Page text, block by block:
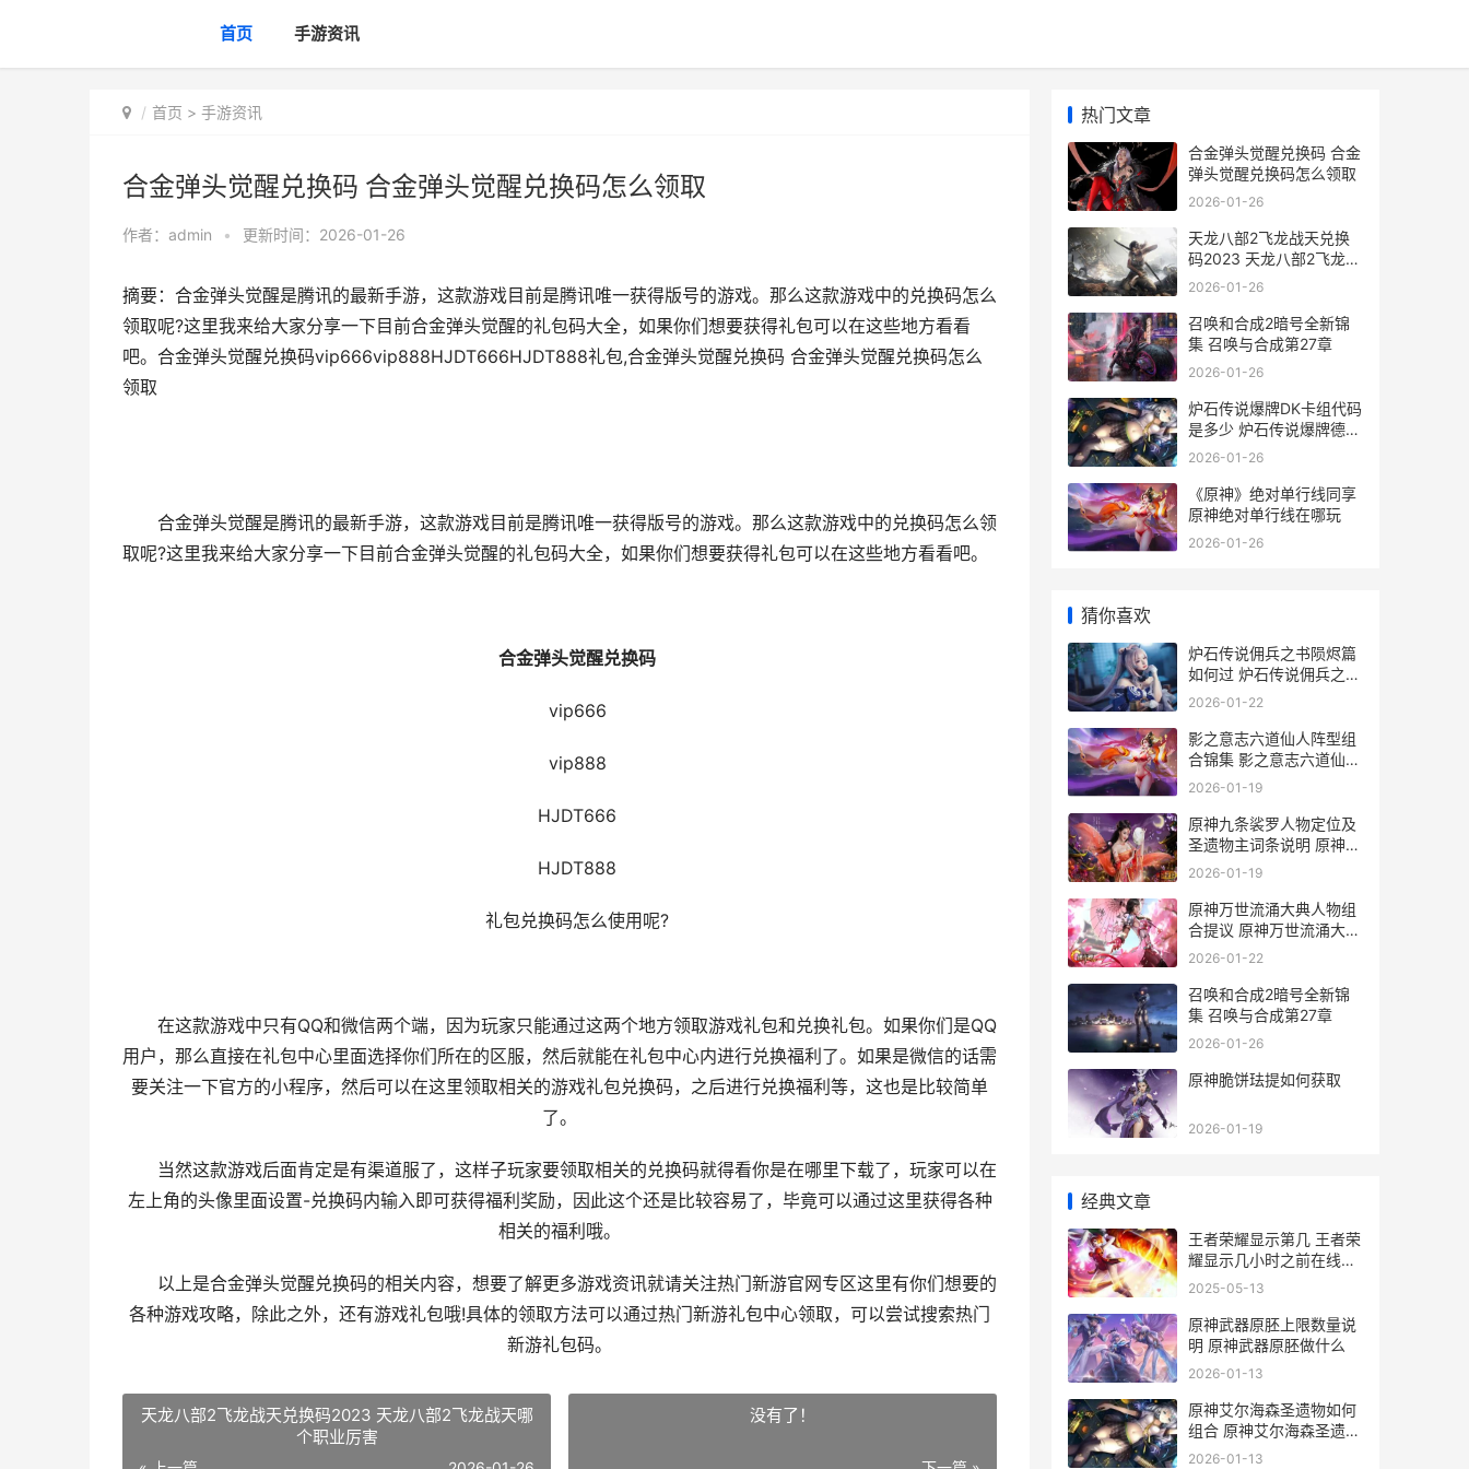
首页 手游资讯
首页 > 手游资讯
合金弹头觉醒兑换码 合金弹头觉醒兑换码怎么领取
作者： admin • 更新时间：2026-01-26
摘要：合金弹头觉醒是腾讯的最新手游，这款游戏目前是腾讯唯一获得版号的游戏。那么这款游戏中的兑换码怎么
领取呢?这里我来给大家分享一下目前合金弹头觉醒的礼包码大全，如果你们想要获得礼包可以在这些地方看看
吧。合金弹头觉醒兑换码vip666vip888HJDT666HJDT888礼包,合金弹头觉醒兑换码 合金弹头觉醒兑换码怎么
领取
合金弹头觉醒是腾讯的最新手游，这款游戏目前是腾讯唯一获得版号的游戏。那么这款游戏中的兑换码怎么领
取呢?这里我来给大家分享一下目前合金弹头觉醒的礼包码大全，如果你们想要获得礼包可以在这些地方看看吧。
合金弹头觉醒兑换码
vip666
vip888
HJDT666
HJDT888
礼包兑换码怎么使用呢?
在这款游戏中只有QQ和微信两个端，因为玩家只能通过这两个地方领取游戏礼包和兑换礼包。如果你们是QQ
用户，那么直接在礼包中心里面选择你们所在的区服，然后就能在礼包中心内进行兑换福利了。如果是微信的话需
要关注一下官方的小程序，然后可以在这里领取相关的游戏礼包兑换码，之后进行兑换福利等，这也是比较简单
了。
当然这款游戏后面肯定是有渠道服了，这样子玩家要领取相关的兑换码就得看你是在哪里下载了，玩家可以在
左上角的头像里面设置-兑换码内输入即可获得福利奖励，因此这个还是比较容易了，毕竟可以通过这里获得各种
相关的福利哦。
以上是合金弹头觉醒兑换码的相关内容，想要了解更多游戏资讯就请关注热门新游官网专区这里有你们想要的
各种游戏攻略，除此之外，还有游戏礼包哦!具体的领取方法可以通过热门新游礼包中心领取，可以尝试搜索热门
新游礼包码。
天龙八部2飞龙战天兑换码2023 天龙八部2飞龙战天哪
个职业厉害
没有了！
热门文章
合金弹头觉醒兑换码 合金
弹头觉醒兑换码怎么领取
2026-01-26
天龙八部2飞龙战天兑换
码2023 天龙八部2飞龙战
天哪个职业厉害
2026-01-26
召唤和合成2暗号全新锦
集 召唤与合成第27章
2026-01-26
炉石传说爆牌DK卡组代码
是多少 炉石传说爆牌德三
个乐队谁最厉害
2026-01-26
《原神》绝对单行线同享
原神绝对单行线在哪玩
2026-01-26
猜你喜欢
炉石传说佣兵之书陨烬篇
如何过 炉石传说佣兵之书
奖励
2026-01-22
影之意志六道仙人阵型组
合锦集 影之意志六道仙人
游戏介绍
2026-01-19
原神九条裟罗人物定位及
圣遗物主词条说明 原神九
条裟罗位置
2026-01-19
原神万世流涌大典人物组
合提议 原神万世流涌大典
突破材料
2026-01-22
召唤和合成2暗号全新锦
集 召唤与合成第27章
2026-01-26
原神脆饼珐提如何获取
2026-01-19
经典文章
王者荣耀显示第几 王者荣
耀显示几小时之前在线什
么意思
2025-05-13
原神武器原胚上限数量说
明 原神武器原胚做什么
2026-01-13
原神艾尔海森圣遗物如何
组合 原神艾尔海森圣遗物
武器推荐
2026-01-13